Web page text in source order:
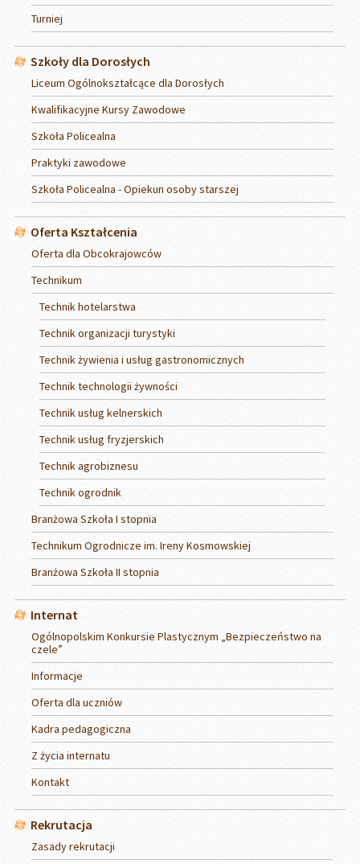
Turniej
Szkoły dla Dorosłych
Liceum Ogólnokształcące dla Dorosłych
Kwalifikacyjne Kursy Zawodowe
Szkoła Policealna
Praktyki zawodowe
Szkoła Policealna - Opiekun osoby starszej
Oferta Kształcenia
Oferta dla Obcokrajowców
Technikum
Technik hotelarstwa
Technik organizacji turystyki
Technik żywienia i usług gastronomicznych
Technik technologii żywności
Technik usług kelnerskich
Technik usług fryzjerskich
Technik agrobiznesu
Technik ogrodnik
Branżowa Szkoła I stopnia
Technikum Ogrodnicze im. Ireny Kosmowskiej
Branżowa Szkoła II stopnia
Internat
Ogólnopolskim Konkursie Plastycznym „Bezpieczeństwo na
czele”
Informacje
Oferta dla uczniów
Kadra pedagogiczna
Z życia internatu
Kontakt
Rekrutacja
Zasady rekrutacji